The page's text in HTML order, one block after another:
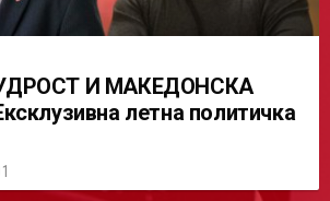
И МАКЕДОНСКА
летна политичка